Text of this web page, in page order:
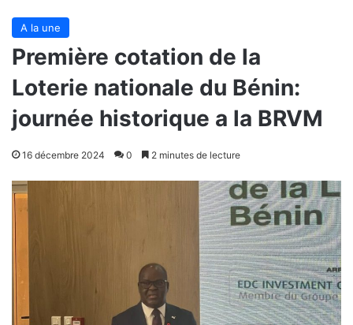
A la une
Première cotation de la
Loterie nationale du Bénin:
journée historique a la BRVM
16 décembre 2024 0 2 minutes de lecture